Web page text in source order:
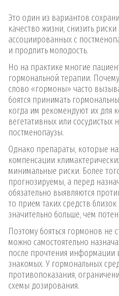
Это один из вариантов
качество жизни, снизить
ассоциированных с
и продлить молодость.
Но на практике многие
гормональной терапии.
слово «гормоны» часто
боятся принимать
когда им рекомендуют их для
вегетативных или
постменопаузы.
Однако препараты, которые
компенсации
минимальные риски. Более
прогнозируемы, а перед
обязательно выявляются
то прием таких средств
значительно больше, чем
Поэтому бояться гормонов не
можно самостоятельно
после прочтения информации
знакомых. У гормональных
противопоказания,
схемы дозирования.